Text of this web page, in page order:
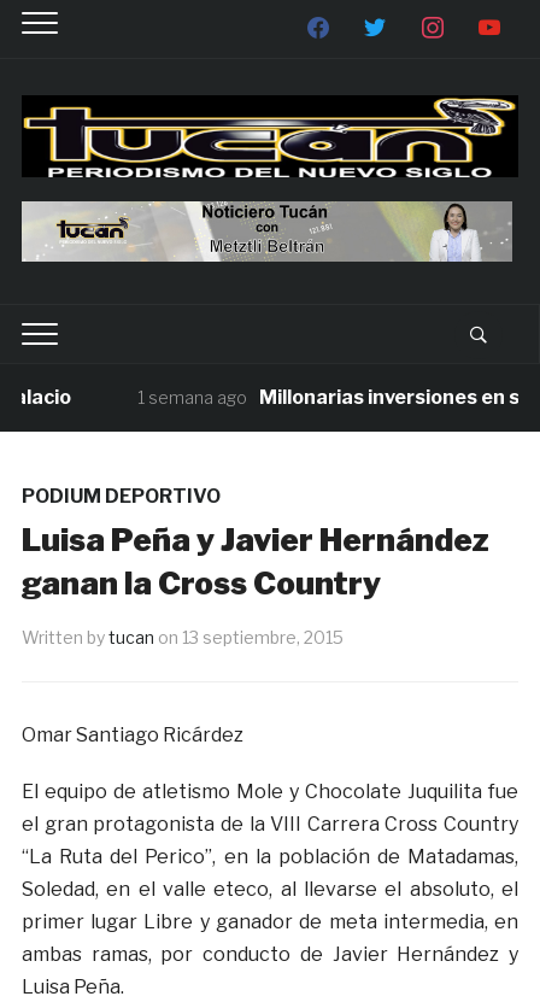
1 semana ago Millonarias inversiones en
PODIUM DEPORTIVO
Luisa Peña y Javier Hernández
ganan la Cross Country
Written bytucan on 13 septiembre, 2015
Omar Santiago Ricárdez
El equipo de atletismo Mole y Chocolate Juquilita fue
el gran protagonista de la VIII Carrera Cross Country
“La Ruta del Perico”, en la población de Matadamas,
Soledad, en el valle eteco, al llevarse el absoluto, el
primer lugar Libre y ganador de meta intermedia, en
ambas ramas, por conducto de Javier Hernández y
Luisa Peña.